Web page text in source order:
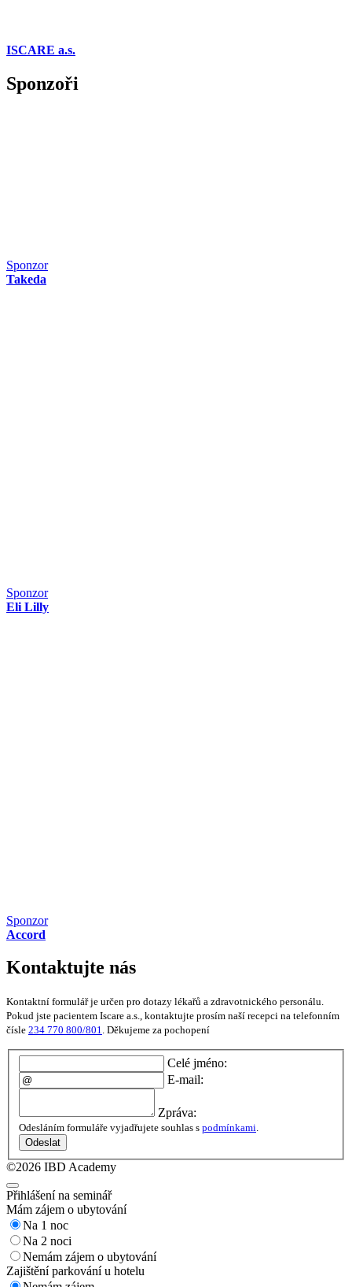
ISCARE a.s.
Sponzoři
Sponzor
Takeda
Sponzor
Eli Lilly
Sponzor
Accord
Kontaktujte nás
Kontaktní formulář je určen pro dotazy lékařů a zdravotnického personálu.
Pokud jste pacientem Iscare a.s., kontaktujte prosím naší recepci na telefonním
čísle 234 770 800/801. Děkujeme za pochopení
Celé jméno:
E-mail:
Zpráva:
Odesláním formuláře vyjadřujete souhlas s podmínkami
Odeslat
©2026 IBD Academy
Přihlášení na seminář
Mám zájem o ubytování
Na 1 noc
Na 2 noci
Nemám zájem o ubytování
Zajištění parkování u hotelu